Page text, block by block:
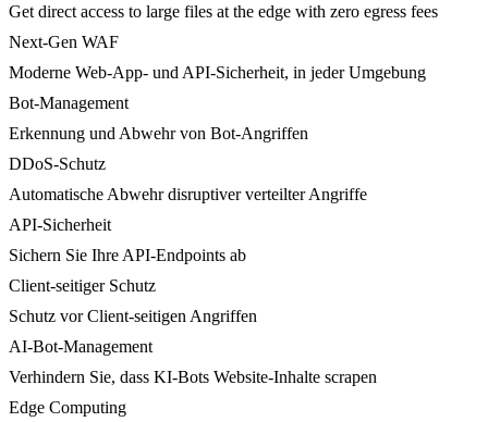
Get direct access to large files at the edge with zero egress fees
Next-Gen WAF
Moderne Web-App- und API-Sicherheit, in jeder Umgebung
Bot-Management
Erkennung und Abwehr von Bot-Angriffen
DDoS-Schutz
Automatische Abwehr disruptiver verteilter Angriffe
API-Sicherheit
Sichern Sie Ihre API-Endpoints ab
Client-seitiger Schutz
Schutz vor Client-seitigen Angriffen
AI-Bot-Management
Verhindern Sie, dass KI-Bots Website-Inhalte scrapen
Edge Computing